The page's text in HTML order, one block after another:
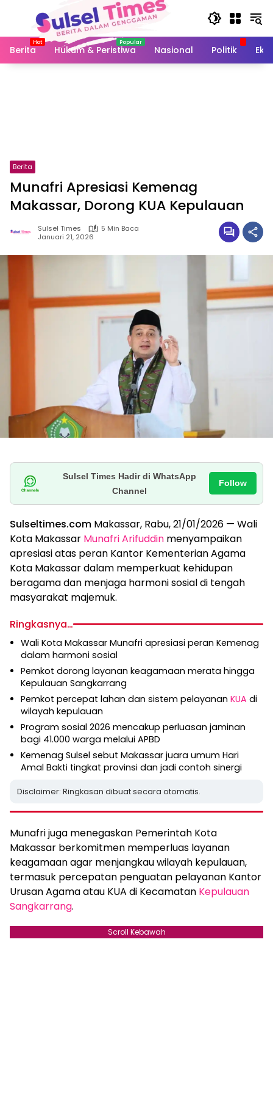
Berita
Hukum & Peristiwa Nasional Politik
Berita
Munafri Apresiasi Kemenag
Makassar, Dorong KUA Kepulauan
Sulsel Times
5 Min Baca
Januari 21, 2026
Sulsel Times Hadir di WhatsApp
Channel
Follow
Sulseltimes.com Makassar, Rabu, 21/01/2026 — Wali
Kota Makassar Munafri Arifuddin menyampaikan
apresiasi atas peran Kantor Kementerian Agama
Kota Makassar dalam memperkuat kehidupan
beragama dan menjaga harmoni sosial di tengah
masyarakat majemuk.
Ringkasnya…
Wali Kota Makassar Munafri apresiasi peran Kemenag
dalam harmoni sosial
Pemkot dorong layanan keagamaan merata hingga
Kepulauan Sangkarrang
Pemkot percepat lahan dan sistem pelayanan KUA di
wilayah kepulauan
Program sosial 2026 mencakup perluasan jaminan
bagi 41.000 warga melalui APBD
Kemenag Sulsel sebut Makassar juara umum Hari
Amal Bakti tingkat provinsi dan jadi contoh sinergi
Disclaimer: Ringkasan dibuat secara otomatis.
Munafri juga menegaskan Pemerintah Kota
Makassar berkomitmen memperluas layanan
keagamaan agar menjangkau wilayah kepulauan,
termasuk percepatan penguatan pelayanan Kantor
Urusan Agama atau KUA di Kecamatan Kepulauan
Sangkarrang.
Scroll Kebawah